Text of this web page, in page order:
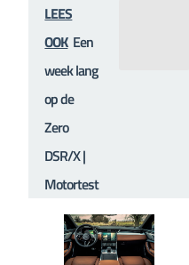
LEES
OOK Een
week lang
op de
Zero
DSR/X |
Motortest